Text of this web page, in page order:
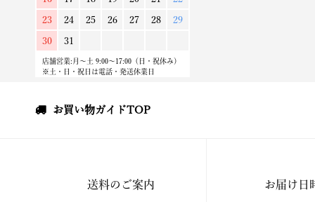
お買い物ガイドTOP
送料のご案内 お届け日